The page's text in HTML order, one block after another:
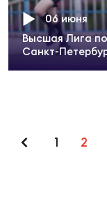
Высшая Лига
Санкт-
06 июня
1 2